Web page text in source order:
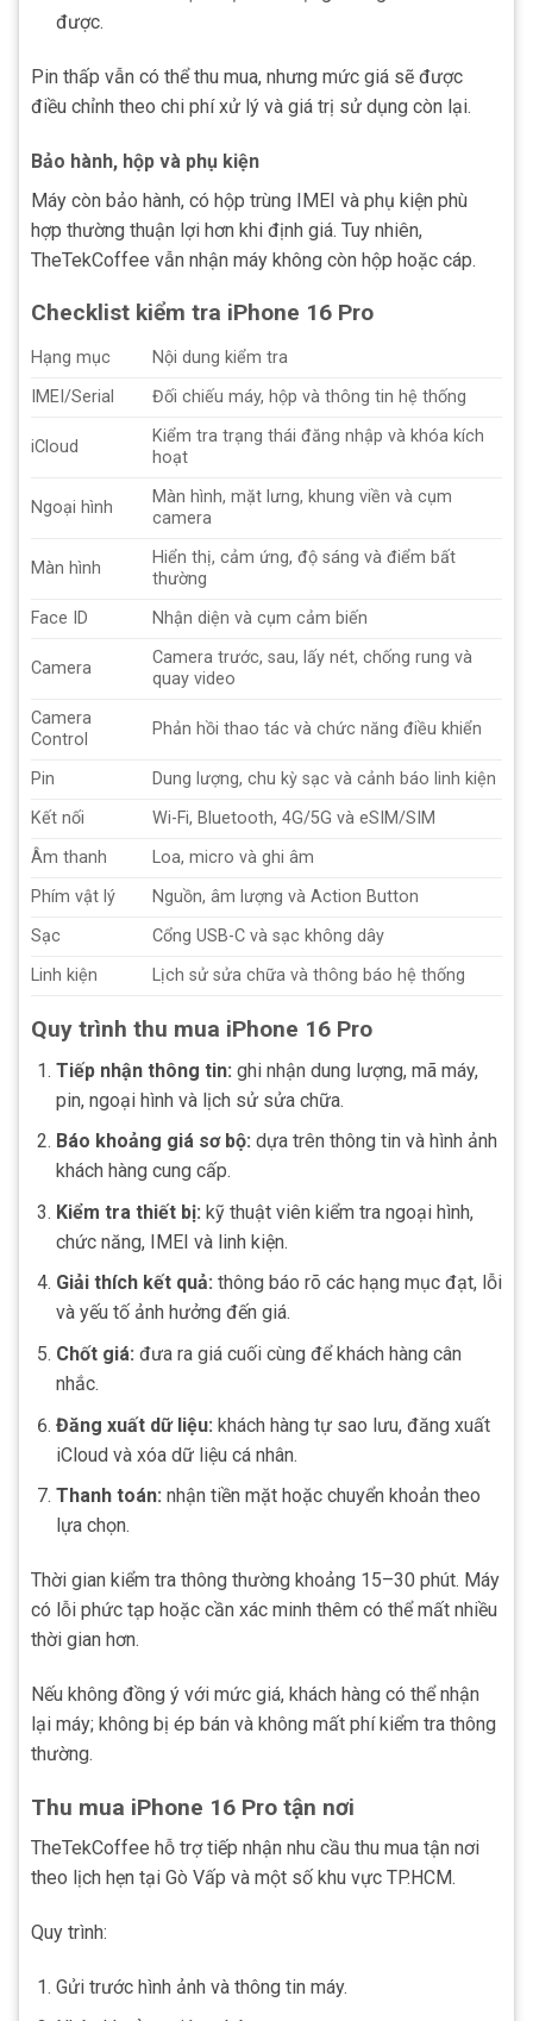
được.
Pin thấp vẫn có thể thu mua, nhưng mức giá sẽ được
điều chỉnh theo chi phí xử lý và giá trị sử dụng còn lại.
Bảo hành, hộp và phụ kiện
Máy còn bảo hành, có hộp trùng IMEI và phụ kiện phù
hợp thường thuận lợi hơn khi định giá. Tuy nhiên,
TheTekCoffee vẫn nhận máy không còn hộp hoặc cáp.
Checklist kiểm tra iPhone 16 Pro
Hạng mục
Nội dung kiểm tra
IMEI/Serial
Đối chiếu máy, hộp và thông tin hệ thống
iCloud
Kiểm tra trạng thái đăng nhập và khóa kích
hoạt
Ngoại hình
Màn hình, mặt lưng, khung viền và cụm
camera
Màn hình
Hiển thị, cảm ứng, độ sáng và điểm bất
thường
Face ID
Nhận diện và cụm cảm biến
Camera
Camera trước, sau, lấy nét, chống rung và
quay video
Camera
Control
Phản hồi thao tác và chức năng điều khiển
Pin
Dung lượng, chu kỳ sạc và cảnh báo linh kiện
Kết nối
Wi-Fi, Bluetooth, 4G/5G và eSIM/SIM
Âm thanh
Loa, micro và ghi âm
Phím vật lý
Nguồn, âm lượng và Action Button
Sạc
Cổng USB-C và sạc không dây
Linh kiện
Lịch sử sửa chữa và thông báo hệ thống
Quy trình thu mua iPhone 16 Pro
Tiếp nhận thông tin: ghi nhận dung lượng, mã máy,
pin, ngoại hình và lịch sử sửa chữa.
Báo khoảng giá sơ bộ: dựa trên thông tin và hình ảnh
khách hàng cung cấp.
Kiểm tra thiết bị: kỹ thuật viên kiểm tra ngoại hình,
chức năng, IMEI và linh kiện.
Giải thích kết quả: thông báo rõ các hạng mục đạt, lỗi
và yếu tố ảnh hưởng đến giá.
Chốt giá: đưa ra giá cuối cùng để khách hàng cân
nhắc.
Đăng xuất dữ liệu: khách hàng tự sao lưu, đăng xuất
iCloud và xóa dữ liệu cá nhân.
Thanh toán: nhận tiền mặt hoặc chuyển khoản theo
lựa chọn.
Thời gian kiểm tra thông thường khoảng 15–30 phút. Máy
có lỗi phức tạp hoặc cần xác minh thêm có thể mất nhiều
thời gian hơn.
Nếu không đồng ý với mức giá, khách hàng có thể nhận
lại máy; không bị ép bán và không mất phí kiểm tra thông
thường.
Thu mua iPhone 16 Pro tận nơi
TheTekCoffee hỗ trợ tiếp nhận nhu cầu thu mua tận nơi
theo lịch hẹn tại Gò Vấp và một số khu vực TP.HCM.
Quy trình:
Gửi trước hình ảnh và thông tin máy.